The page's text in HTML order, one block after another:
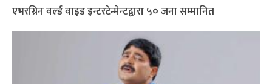
एभरग्रिन वर्ल्ड वाइड इन्टरटेन्मेन्टद्वारा ५० जना सम्मानित